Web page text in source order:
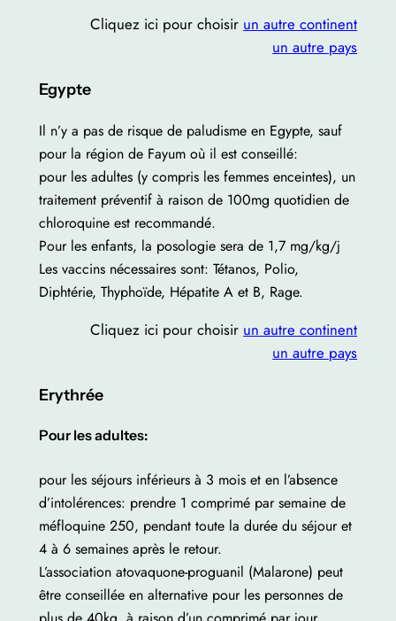
Cliquez ici pour choisir un autre continent
un autre pays
Egypte
Il n’y a pas de risque de paludisme en Egypte, sauf
pour la région de Fayum où il est conseillé:
pour les adultes (y compris les femmes enceintes), un
traitement préventif à raison de 100mg quotidien de
chloroquine est recommandé.
Pour les enfants, la posologie sera de 1,7 mg/kg/j
Les vaccins nécessaires sont: Tétanos, Polio,
Diphtérie, Thyphoïde, Hépatite A et B, Rage.
Cliquez ici pour choisir un autre continent
un autre pays
Erythrée
Pour les adultes:
pour les séjours inférieurs à 3 mois et en l’absence
d’intolérences: prendre 1 comprimé par semaine de
méfloquine 250, pendant toute la durée du séjour et
4 à 6 semaines après le retour.
L’association atovaquone-proguanil (Malarone) peut
être conseillée en alternative pour les personnes de